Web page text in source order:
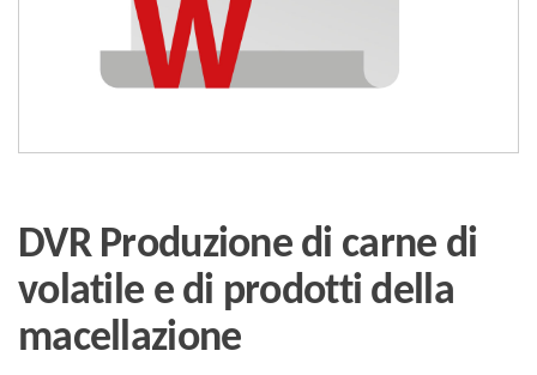
DVR Produzione di carne di
volatile e di prodotti della
macellazione